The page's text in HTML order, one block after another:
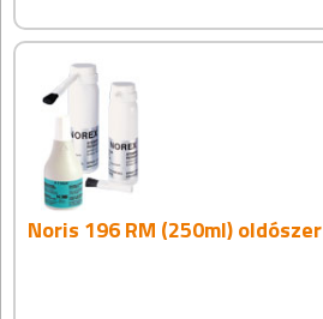
Noris 196 RM (250ml) oldószer